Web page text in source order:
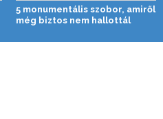
5 monumentális szobor, amiről
még biztos nem hallottál